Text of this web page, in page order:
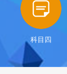
科目四